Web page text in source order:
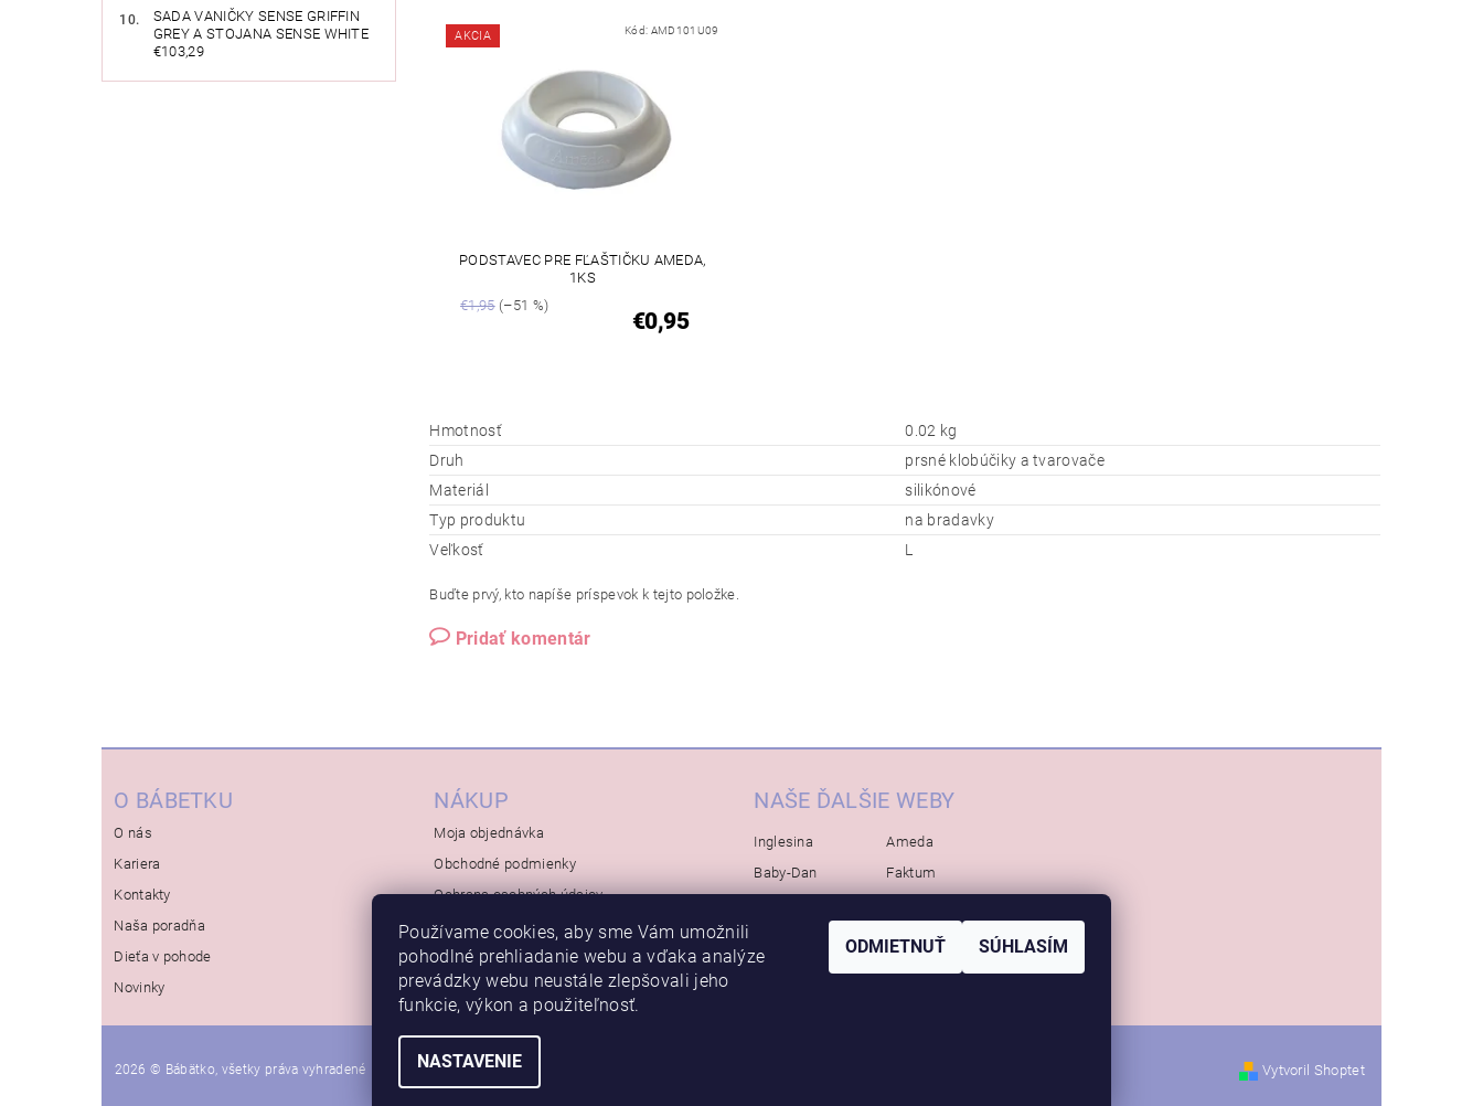
SADA VANIČKY SENSE GRIFFIN
GREY A STOJANA SENSE WHITE
€103,29
AKCIA Kód: AMD101U09
PODSTAVEC PRE FĽAŠTIČKU AMEDA,
1KS
€1,95(–51 %)
€0,95
Hmotnosť
0.02 kg
Druh
prsné klobúčiky a tvarovače
Materiál
silikónové
Typ produktu
na bradavky
Veľkosť
L
Buďte prvý, kto napíše príspevok k tejto položke.
Pridať komentár
O BÁBETKU
O nás
Kariera
Kontakty
Naša poradňa
Dieťa v pohode
Novinky
NÁKUP
Moja objednávka
Obchodné podmienky
Ochrana osobných údajov
NAŠE ĎALŠIE WEBY
Inglesina
Baby-Dan
Avova
Ameda
Faktum
Bambino-Mio
2026 © Bábätko, všetky práva vyhradené Vytvoril Shoptet
Používame cookies, aby sme Vám umožnili
pohodlné prehliadanie webu a vďaka analýze
prevádzky webu neustále zlepšovali jeho
funkcie, výkon a použiteľnosť.
NASTAVENIE
ODMIETNUŤ SÚHLASÍM